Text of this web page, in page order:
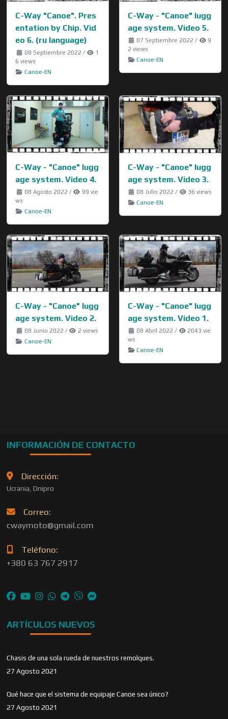
C-Way "Canoe". Pres
entation by Chip. Vid
eo 6. (ru language)
08 Septiembre 2022 /
1
6 views
Canoe-EN
C-Way - "Canoe" lugg
age system. Video 5.
07 Septiembre 2022 /
9
2 views
Canoe-EN
C-Way - "Canoe" lugg
age system. Video 4.
08 Agosto 2022 /
99 vie
ws
Canoe-EN
C-Way - "Canoe" lugg
age system. Video 3.
08 Julio 2022 /
36 views
Canoe-EN
C-Way - "Canoe" lugg
age system. Video 2.
08 Junio 2022 /
2 views
Canoe-EN
C-Way - "Canoe" lugg
age system. Video 1.
08 Abril 2022 /
2043 vie
ws
Canoe-EN
INFORMACIÓN DE CONTACTO
Dirección:
Ucrania, Dnipro
Correo:
cwaymoto@gmail.com
Teléfono:
+380 63 767 2917
ARTÍCULOS NUEVOS
Chasis de una sola rueda de nuestros remolques.
27 Agosto 2021
Qué hace que el sistema de equipaje Canoe sea único?
27 Agosto 2021